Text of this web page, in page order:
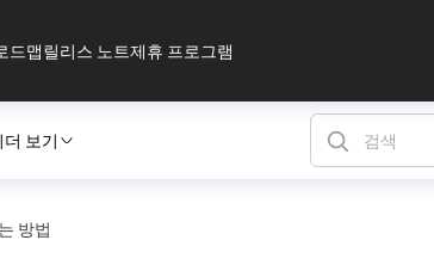
드맵릴리스 노트제휴 프로그램
더 보기
방법